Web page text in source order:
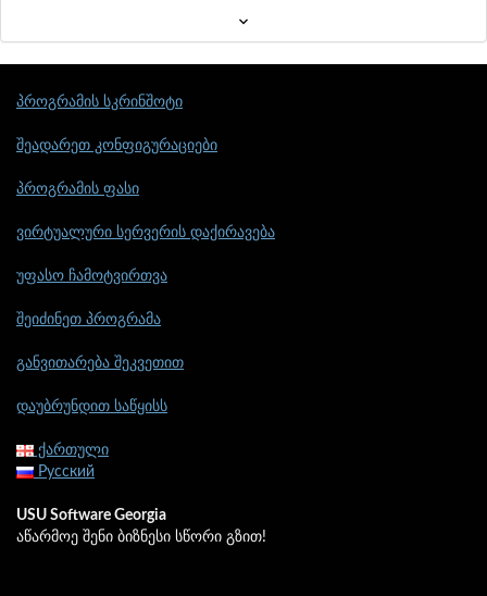
პროგრამის სკრინშოტი
შეადარეთ კონფიგურაციები
პროგრამის ფასი
ვირტუალური სერვერის დაქირავება
უფასო ჩამოტვირთვა
შეიძინეთ პროგრამა
განვითარება შეკვეთით
დაუბრუნდით საწყისს
ქართული
Русский
USU Software Georgia
აწარმოე შენი ბიზნესი სწორი გზით!